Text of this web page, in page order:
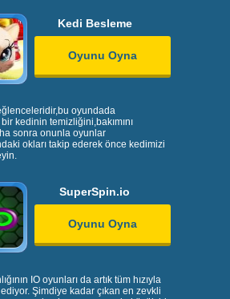
Kedi Besleme
Oyunu Oyna
oyundada
kedinin temizliğini,bakımını
sonra onunla oyunlar
okları takip ederek önce kedimizi
SuperSpin.io
Oyunu Oyna
IO oyunları da artık tüm hızıyla
Şimdiye kadar çıkan en zevkli